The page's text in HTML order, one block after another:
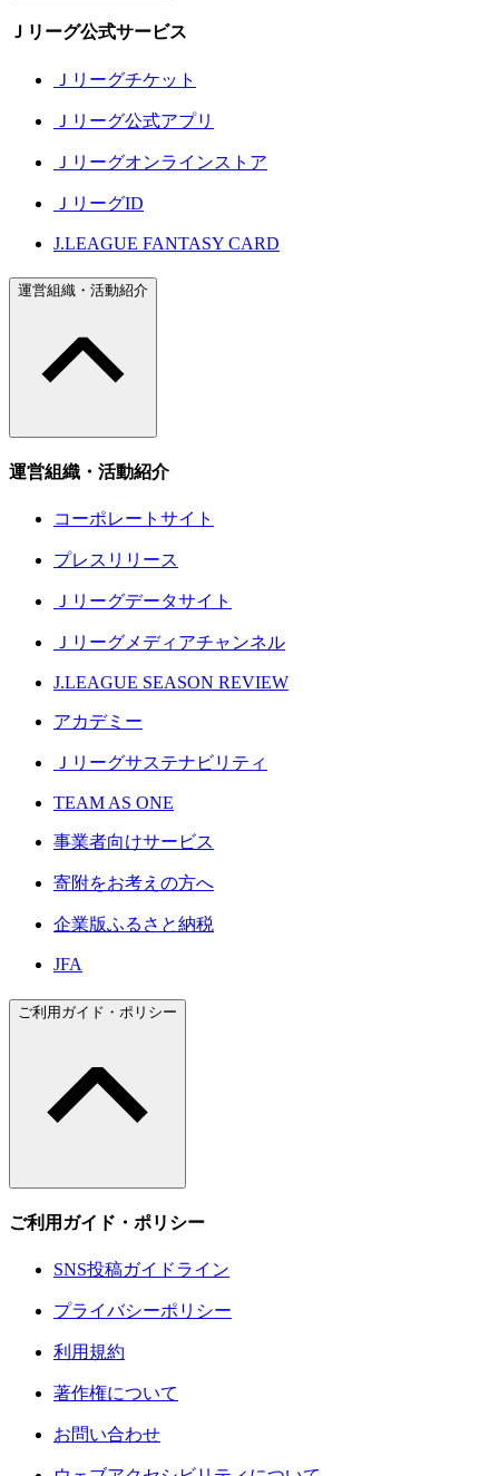
Ｊリーグ公式サービス
Ｊリーグチケット
Ｊリーグ公式アプリ
Ｊリーグオンラインストア
ＪリーグID
J.LEAGUE FANTASY CARD
運営組織・活動紹介
運営組織・活動紹介
コーポレートサイト
プレスリリース
Ｊリーグデータサイト
Ｊリーグメディアチャンネル
J.LEAGUE SEASON REVIEW
アカデミー
Ｊリーグサステナビリティ
TEAM AS ONE
事業者向けサービス
寄附をお考えの方へ
企業版ふるさと納税
JFA
ご利用ガイド・ポリシー
ご利用ガイド・ポリシー
SNS投稿ガイドライン
プライバシーポリシー
利用規約
著作権について
お問い合わせ